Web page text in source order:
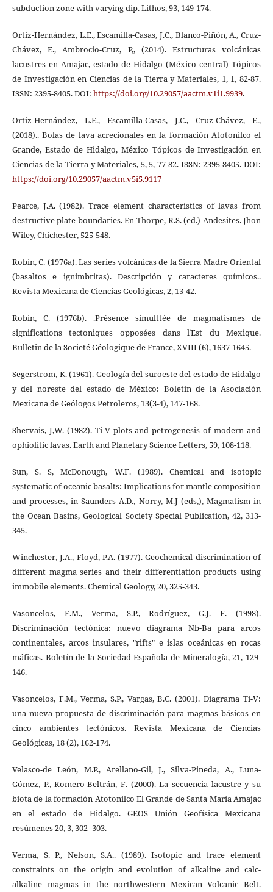
subduction zone with varying dip. Lithos, 93, 149-174.
Ortíz-Hernández, L.E., Escamilla-Casas, J.C., Blanco-Piñón, A., Cruz-
Chávez, E., Ambrocio-Cruz, P,, (2014). Estructuras volcánicas
lacustres en Amajac, estado de Hidalgo (México central) Tópicos
de Investigación en Ciencias de la Tierra y Materiales, 1, 1, 82-87.
ISSN: 2395-8405. DOI: https://doi.org/10.29057/aactm.v1i1.9939.
Ortíz-Hernández, L.E., Escamilla-Casas, J.C., Cruz-Chávez, E.,
(2018).. Bolas de lava acrecionales en la formación Atotonilco el
Grande, Estado de Hidalgo, México Tópicos de Investigación en
Ciencias de la Tierra y Materiales, 5, 5, 77-82. ISSN: 2395-8405. DOI:
https://doi.org/10.29057/aactm.v5i5.9117
Pearce, J.A. (1982). Trace element characteristics of lavas from
destructive plate boundaries. En Thorpe, R.S. (ed.) Andesites. Jhon
Wiley, Chichester, 525-548.
Robin, C. (1976a). Las series volcánicas de la Sierra Madre Oriental
(basaltos e ignimbritas). Descripción y caracteres químicos..
Revista Mexicana de Ciencias Geológicas, 2, 13-42.
Robin, C. (1976b). .Présence simulttée de magmatismes de
significations tectoniques opposées dans lʾEst du Mexique.
Bulletin de la Societé Géologique de France, XVIII (6), 1637-1645.
Segerstrom, K. (1961). Geología del suroeste del estado de Hidalgo
y del noreste del estado de México: Boletín de la Asociación
Mexicana de Geólogos Petroleros, 13(3-4), 147-168.
Shervais, J,W. (1982). Ti-V plots and petrogenesis of modern and
ophiolitic lavas. Earth and Planetary Science Letters, 59, 108-118.
Sun, S. S, McDonough, W.F. (1989). Chemical and isotopic
systematic of oceanic basalts: Implications for mantle composition
and processes, in Saunders A.D., Norry, M.J (eds,), Magmatism in
the Ocean Basins, Geological Society Special Publication, 42, 313-
345.
Winchester, J.A., Floyd, P.A. (1977). Geochemical discrimination of
different magma series and their differentiation products using
immobile elements. Chemical Geology, 20, 325-343.
Vasoncelos, F.M., Verma, S.P., Rodríguez, G.J. F. (1998).
Discriminación tectónica: nuevo diagrama Nb-Ba para arcos
continentales, arcos insulares, "rifts" e islas oceánicas en rocas
máficas. Boletín de la Sociedad Española de Mineralogía, 21, 129-
146.
Vasoncelos, F.M., Verma, S.P., Vargas, B.C. (2001). Diagrama Ti-V:
una nueva propuesta de discriminación para magmas básicos en
cinco ambientes tectónicos. Revista Mexicana de Ciencias
Geológicas, 18 (2), 162-174.
Velasco-de León, M.P., Arellano-Gil, J., Silva-Pineda, A., Luna-
Gómez, P., Romero-Beltrán, F. (2000). La secuencia lacustre y su
biota de la formación Atotonilco El Grande de Santa María Amajac
en el estado de Hidalgo. GEOS Unión Geofísica Mexicana
resúmenes 20, 3, 302- 303.
Verma, S. P., Nelson, S.A.. (1989). Isotopic and trace element
constraints on the origin and evolution of alkaline and calc-
alkaline magmas in the northwestern Mexican Volcanic Belt.